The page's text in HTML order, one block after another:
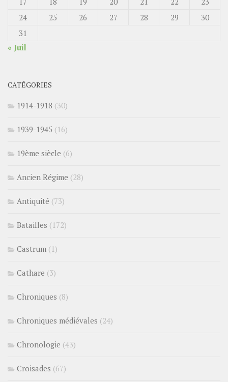
24
25 26 27 28 29
30
31
« Juil
CATÉGORIES
1914-1918 (30)
1939-1945 (16)
19ème siècle (6)
Ancien Régime (28)
Antiquité (73)
Batailles (172)
Castrum (1)
Cathare (3)
Chroniques (8)
Chroniques médiévales (24)
Chronologie (43)
Croisades (67)